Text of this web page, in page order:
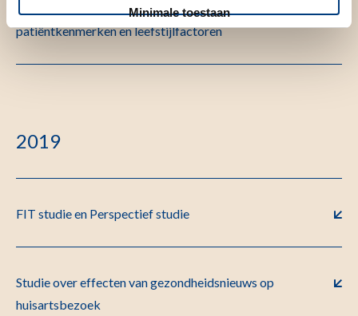
Minimale toestaan
Beslissingen over behandelingen: de invloed van
patiëntkenmerken en leefstijlfactoren
2019
FIT studie en Perspectief studie
Studie over effecten van gezondheidsnieuws op
huisartsbezoek